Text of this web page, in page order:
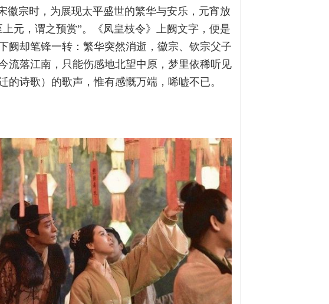
徽宗时，为展现太平盛世的繁华与安乐，元宵放
元，谓之预赏”。《凤皇枝令》上阙文字，便是
阙却笔锋一转：繁华突然消逝，徽宗、钦宗父子
流落江南，只能伤感地北望中原，梦里依稀听见
诗歌）的歌声，惟有感慨万端，唏嘘不已。